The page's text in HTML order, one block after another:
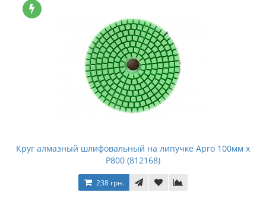
Круг алмазный шлифовальный на липучке Apro 100мм x
P800 (812168)
238 грн.